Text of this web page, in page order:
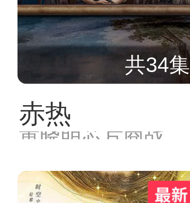
共34集
赤热
黄晓明芯片商战